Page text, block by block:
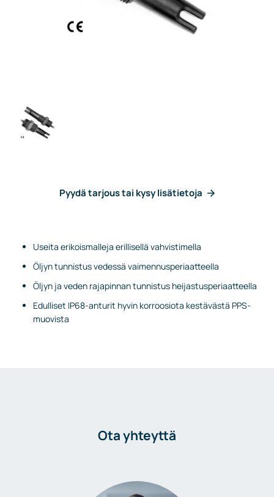
Pyydä tarjous tai kysy lisätietoja
Useita erikoismalleja erillisellä vahvistimella
Öljyn tunnistus vedessä vaimennusperiaatteella
Öljyn ja veden rajapinnan tunnistus heijastusperiaatteella
Edulliset IP68-anturit hyvin korroosiota kestävästä PPS-
muovista
Ota yhteyttä